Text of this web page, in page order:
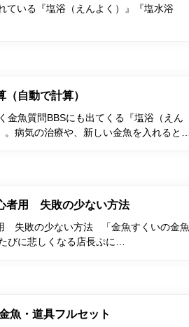
ている『塩浴（えんよく）』『塩水浴
自動で計算）
金魚質問BBSにも出てくる『塩浴（えん
病気の治療や、新しい金魚を入れると…
者用 失敗の少ない方法
失敗の少ない方法 「金魚すくいの金魚
びに悲しくなる店長ぷに…
魚・道具フルセット